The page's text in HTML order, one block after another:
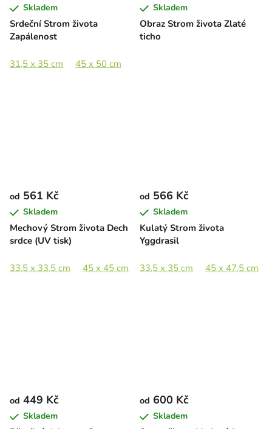
Srdeční Strom života
Zapálenost
Skladem
31,5 x 35 cm 45 x 50 cm
Obraz Strom života Zlaté
ticho
Skladem
Mechový Strom života Dech
srdce (UV tisk)
od 561 Kč
Skladem
33,5 x 33,5 cm 45 x 45 cm 65 x 65 cm 90 x 89 cm
Kulatý Strom života
Yggdrasil
od 566 Kč
Skladem
33,5 x 35 cm 45 x 47,5 cm
od 449 Kč
Skladem
od 600 Kč
Skladem